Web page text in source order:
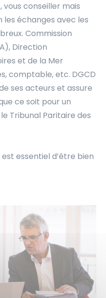
conseiller mais
les échanges avec les
Commission
Direction
et de la Mer
comptable, etc. DGCD
ses acteurs et assure
ce soit pour un
Tribunal Paritaire des
essentiel d’être bien